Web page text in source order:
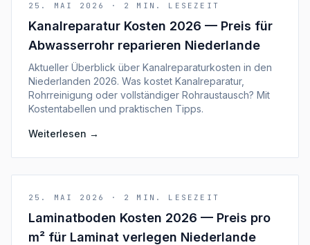
25. MAI 2026 · 2 MIN. LESEZEIT
Kanalreparatur Kosten 2026 — Preis für
Abwasserrohr reparieren Niederlande
Aktueller Überblick über Kanalreparaturkosten in den
Niederlanden 2026. Was kostet Kanalreparatur,
Rohrreinigung oder vollständiger Rohraustausch? Mit
Kostentabellen und praktischen Tipps.
Weiterlesen →
25. MAI 2026 · 2 MIN. LESEZEIT
Laminatboden Kosten 2026 — Preis pro
m² für Laminat verlegen Niederlande